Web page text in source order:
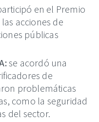
en el Premio
acciones de
públicas
se acordó una
de
problemáticas
como la seguridad
del sector.